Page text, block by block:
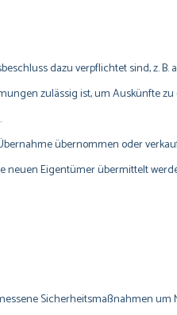
dazu verpflichtet sind, z.
zulässig ist, um Auskünfte
übernommen oder
neuen Eigentümer übermittelt
Sicherheitsmaßnahmen um